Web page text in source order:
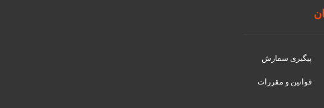
پیگیری سفارش
قوانین و مقررات